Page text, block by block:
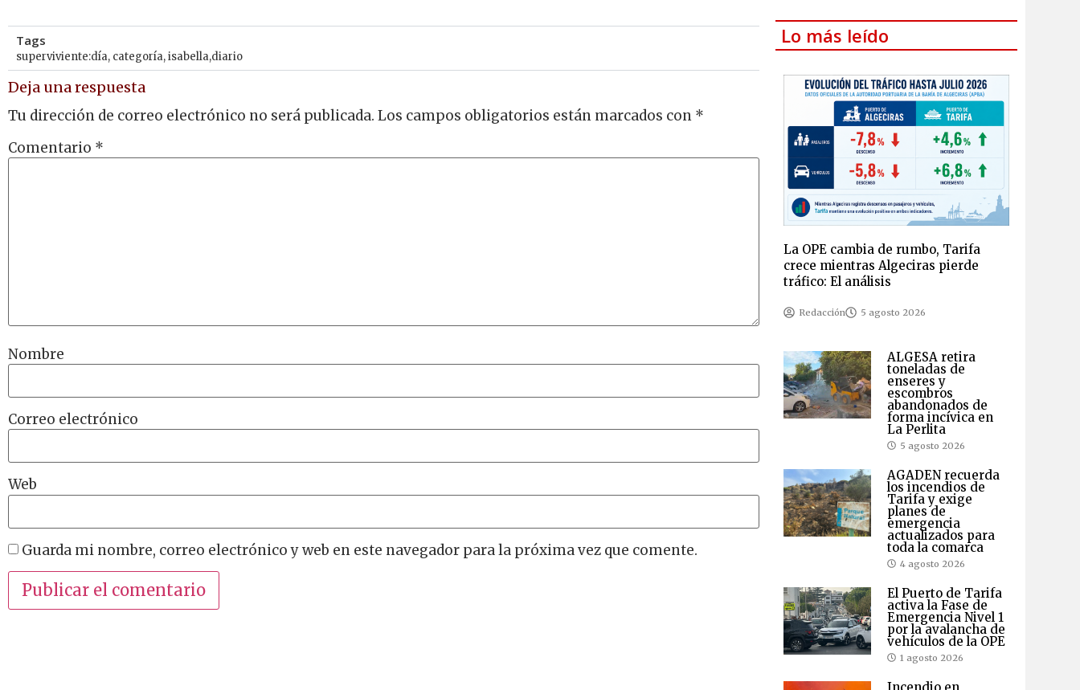
Tags
superviviente:día, categoría,isabella,diario
Deja una respuesta
Tu dirección de correo electrónico no será publicada. Los campos obligatorios están marcados con *
Comentario *
Nombre
Correo electrónico
Web
Guarda mi nombre, correo electrónico y web en este navegador para la próxima vez que comente.
Lo más leído
La OPE cambia de rumbo, Tarifa
crece mientras Algeciras pierde
tráfico: El análisis
Redacción 5 agosto 2026
ALGESA retira
toneladas de
enseres y
escombros
abandonados de
forma incívica en
La Perlita
5 agosto 2026
AGADEN recuerda
los incendios de
Tarifa y exige
planes de
emergencia
actualizados para
toda la comarca
4 agosto 2026
El Puerto de Tarifa
activa la Fase de
Emergencia Nivel 1
por la avalancha de
vehículos de la OPE
1 agosto 2026